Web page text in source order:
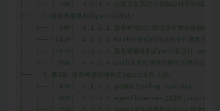
│   └── [ 15M]  3.2-1.2 运维开发系统分类和运维平台编写方
├──   4-服务树服务标识path表设计/
│   ├── [ 34M]  4.1-2.1 服务树项目组织目录和整体架构说明
│   ├── [141M]  4.2-2.2 master基础代码之命令行参数和配
│   ├── [101M]  4.3-2.3 服务树服务标识path表设计.mp4
│   └── [ 99M]  4.4-2.4 path表查询需求分析和分类实现
├──   5-第3章 服务树资源操作之agent采集上报/
│   ├── [ 45M]  5.1-3.1 go编排之oklog-run.mp4
│   ├── [ 80M]  5.2-3.2 agent和server之间的json-rpc通